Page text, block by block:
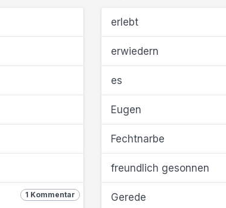
1 Kommentar
erlebt
erwiedern
es
Eugen
Fechtnarbe
freundlich gesonnen
Gerede